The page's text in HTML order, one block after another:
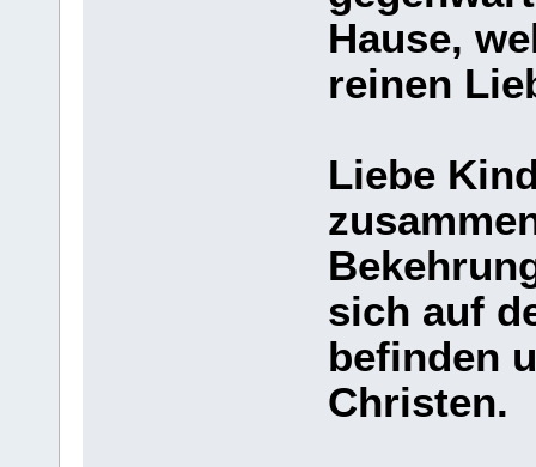
Hause,
reinen
Liebe
sich auf
befinden
Christen.